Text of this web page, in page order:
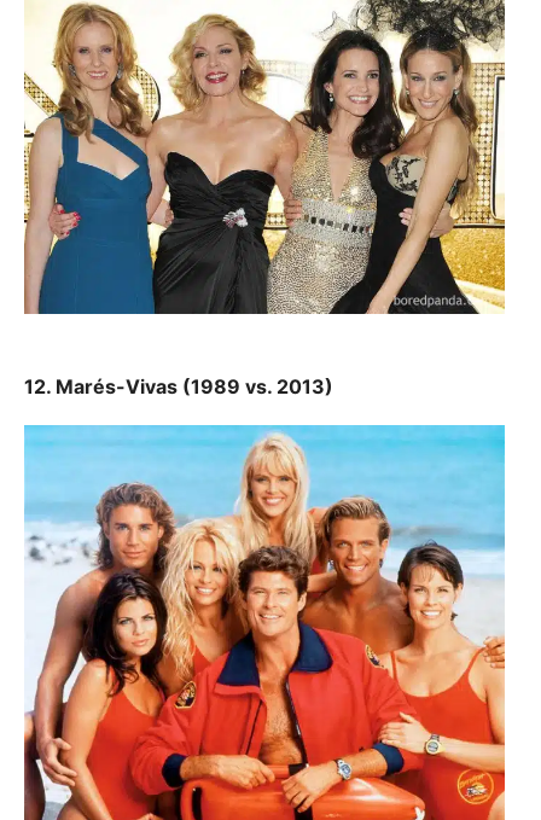
12. Marés-Vivas (1989 vs. 2013)